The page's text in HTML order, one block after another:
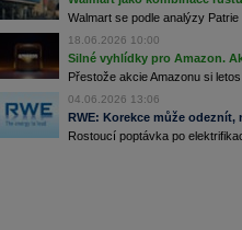
Walmart se podle analýzy
18.06.2026 10:00
Silné vyhlídky pro Amazon.
Přestože akcie Amazonu si
04.06.2026 13:06
RWE: Korekce může
Rostoucí poptávka po